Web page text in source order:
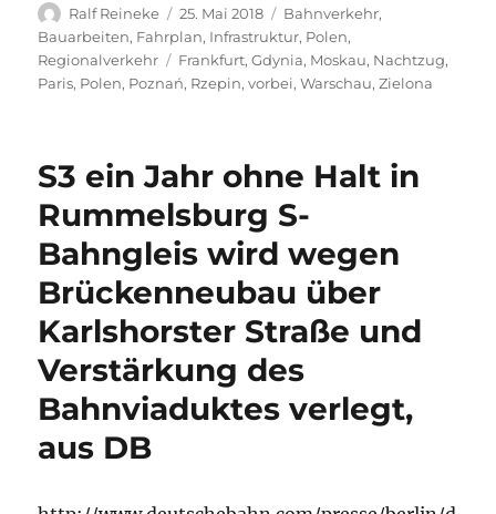
Autor
Ralf Reineke
Veröffentlicht
am
25. Mai 2018 Kategorien
Bahnverkehr,
Bauarbeiten, Fahrplan, Infrastruktur, Polen,
Regionalverkehr
Schlagwörter
Frankfurt,Gdynia, Moskau, Nachtzug,
Paris, Polen, Poznań, Rzepin,vorbei,Warschau,Zielona
S3 ein Jahr ohne Halt in
Rummelsburg S-
Bahngleis wird wegen
Brückenneubau über
Karlshorster Straße und
Verstärkung des
Bahnviaduktes verlegt,
aus DB